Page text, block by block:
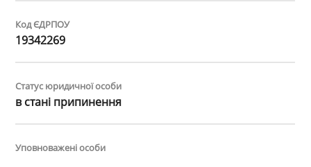
Код ЄДРПОУ
19342269
Статус юридичної особи
в стані припинення
Уповноважені особи